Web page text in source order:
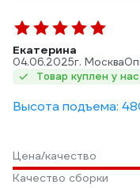
Екатерина
04.06.2025г. Москва
Товар куплен у нас
Высота подъема:
Цена/качество
Качество сборки